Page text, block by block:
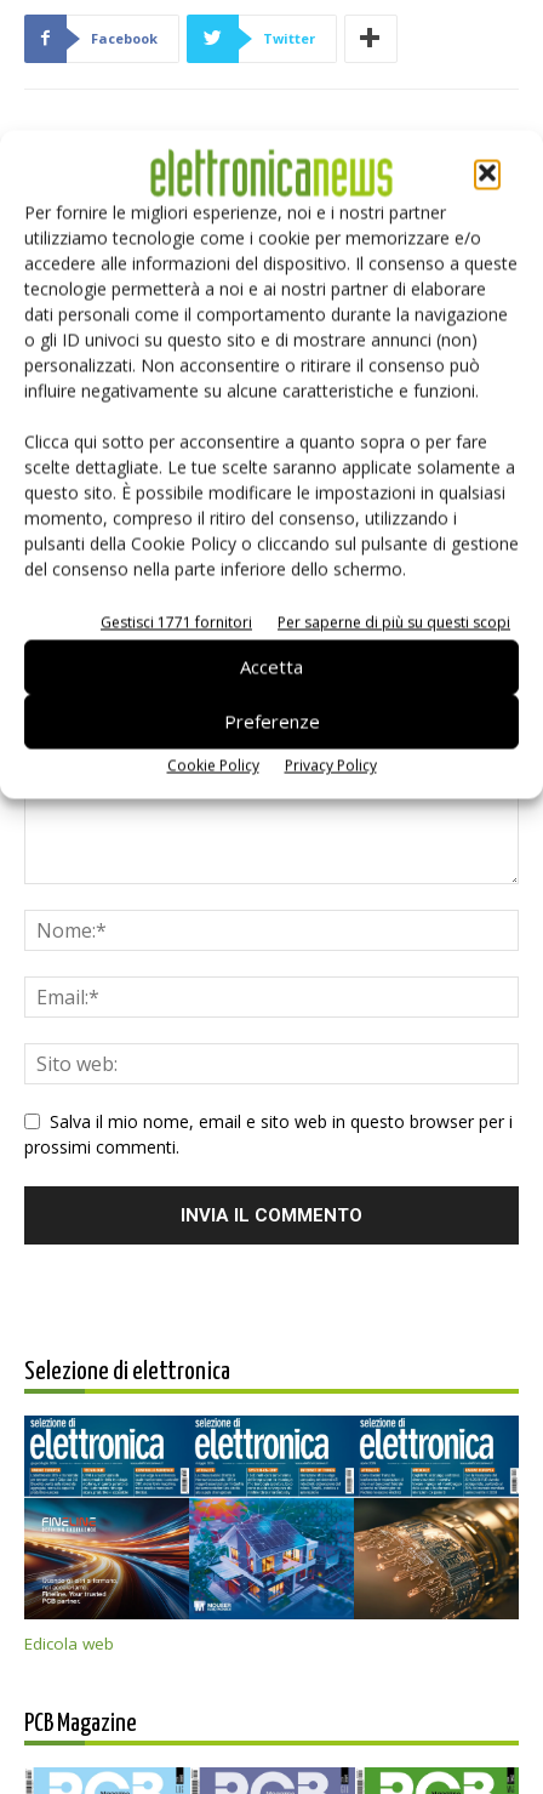
Per fornire le migliori esperienze, noi e i nostri partner
utilizziamo tecnologie come i cookie per memorizzare e/o
accedere alle informazioni del dispositivo. Il consenso a queste
tecnologie permetterà a noi e ai nostri partner di elaborare
dati personali come il comportamento durante la navigazione
o gli ID univoci su questo sito e di mostrare annunci (non)
personalizzati. Non acconsentire o ritirare il consenso può
influire negativamente su alcune caratteristiche e funzioni.
Clicca qui sotto per acconsentire a quanto sopra o per fare
scelte dettagliate. Le tue scelte saranno applicate solamente a
questo sito. È possibile modificare le impostazioni in qualsiasi
momento, compreso il ritiro del consenso, utilizzando i
pulsanti della Cookie Policy o cliccando sul pulsante di gestione
del consenso nella parte inferiore dello schermo.
Gestisci 1771 fornitori Per saperne di più su questi scopi
Accetta
Preferenze
Cookie Policy Privacy Policy
Facebook Twitter
ALTRO DALL'AUTORE
IA autonoma: la fiducia diventa
decisiva
Smart home: la sfida passa da
sicurezza e interoperabilità
Siemens e NVIDIA insieme sull’IA
agentica per l’EDA
LASCIA UN COMMENTO
Salva il mio nome, email e sito web in questo browser per i
prossimi commenti.
Selezione di elettronica
Edicola web
PCB Magazine